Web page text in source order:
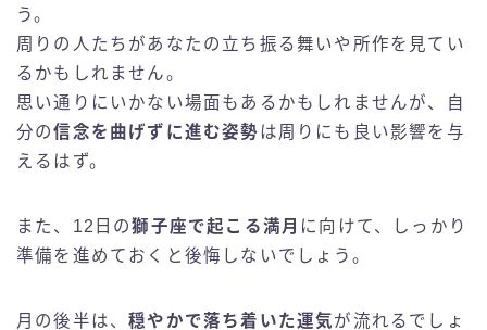
う。
周りの人たちがあなたの立ち振る舞いや所作を見てい
るかもしれません。
思い通りにいかない場面もあるかもしれませんが、自
分の信念を曲げずに進む姿勢は周りにも良い影響を与
えるはず。
また、12日の獅子座で起こる満月 に向けて、しっかり
準備を進めておくと後悔しないでしょう。
月の後半は、穏やかで落ち着いた運気が流れるでしょ